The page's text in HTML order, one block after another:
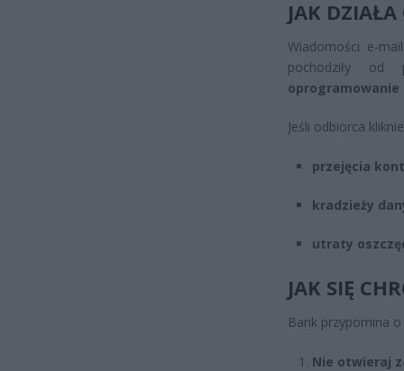
JAK DZIAŁA
Wiadomości e-
pochodziły
oprogramowanie
Jeśli odbiorca
przejęcia
kradzieży
utraty
JAK SIĘ
Bank przypomina
Nie otwieraj